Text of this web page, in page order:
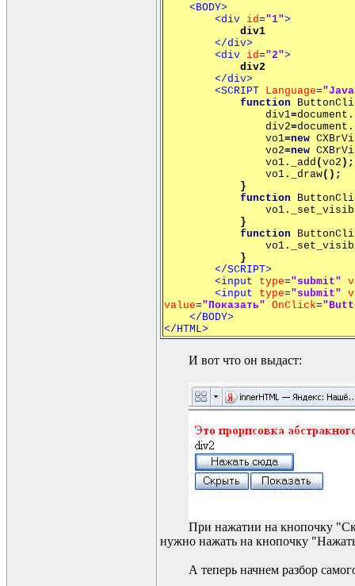
<BODY>
<div id="1">
div1
</div>
<div id="2">
div2
</div>
<SCRIPT
Language=
function
div1=
div2=
vo1=new
vo2=new
vo1._add ( vo2 );
vo1._draw();
}
function
}
function
}
</SCRIPT>
<input
type="submit"
<input
type="submit"
value="Показать" OnClick=
</BODY>
</HTML>
И вот что он выдаст:
При нажатии на кнопочку
нужно нажать на кнопочку
А теперь начнем разбор